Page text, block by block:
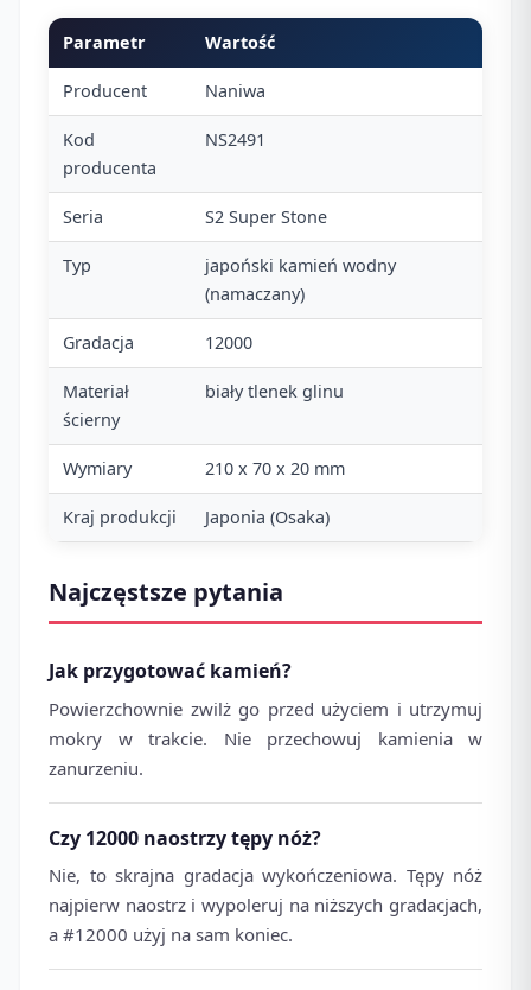
Parametr Wartość
Producent Naniwa
Kod
producenta
NS2491
Seria S2 Super Stone
Typ
japoński kamień wodny
(namaczany)
Gradacja 12000
Materiał
ścierny
biały tlenek glinu
Wymiary 210 x 70 x 20 mm
Kraj produkcji Japonia (Osaka)
Najczęstsze pytania
Jak przygotować kamień?
Powierzchownie zwilż go przed użyciem i utrzymuj
mokry w trakcie. Nie przechowuj kamienia w
zanurzeniu.
Czy 12000 naostrzy tępy nóż?
Nie, to skrajna gradacja wykończeniowa. Tępy nóż
najpierw naostrz i wypoleruj na niższych gradacjach,
a #12000 użyj na sam koniec.